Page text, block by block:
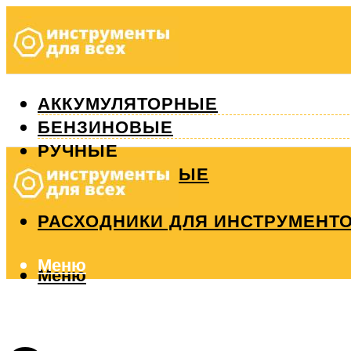
АККУМУЛЯТОРНЫЕ
БЕНЗИНОВЫЕ
РУЧНЫЕ
ИЗМЕРИТЕЛЬНЫЕ
РЕМОНТ
РАСХОДНИКИ ДЛЯ
Меню
Меню